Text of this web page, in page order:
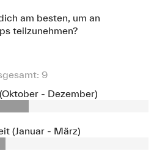
am besten, um an
teilzunehmen?
9
- Dezember)
(Januar - März)